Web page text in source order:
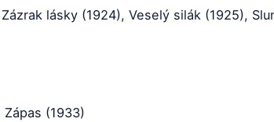
lásky (1924), Veselý silák (1925),
(1933)